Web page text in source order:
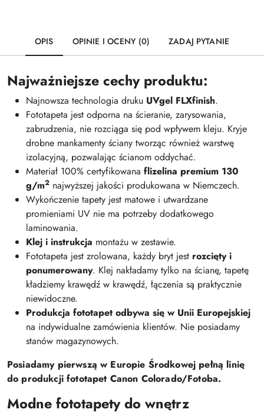
OPIS OPINIE I OCENY (0) ZADAJ PYTANIE
Najważniejsze cechy produktu:
Najnowsza technologia druku UVgel FLXfinish.
Fototapeta jest odporna na ścieranie, zarysowania,
zabrudzenia, nie rozciąga się pod wpływem kleju. Kryje
drobne mankamenty ściany tworząc również warstwę
izolacyjną, pozwalając ścianom oddychać.
Materiał 100% certyfikowana flizelina premium 130
g/m2 najwyższej jakości produkowana w Niemczech.
Wykończenie tapety jest matowe i utwardzane
promieniami UV nie ma potrzeby dodatkowego
laminowania.
Klej i instrukcja montażu w zestawie.
Fototapeta jest zrolowana, każdy bryt jest rozcięty i
ponumerowany. Klej nakładamy tylko na ścianę, tapetę
kładziemy krawędź w krawędź, łączenia są praktycznie
niewidoczne.
Produkcja fototapet odbywa się w Unii Europejskiej
na indywidualne zamówienia klientów. Nie posiadamy
stanów magazynowych.
Posiadamy pierwszą w Europie Środkowej pełną linię
do produkcji fototapet Canon Colorado/Fotoba.
Modne fototapety do wnętrz